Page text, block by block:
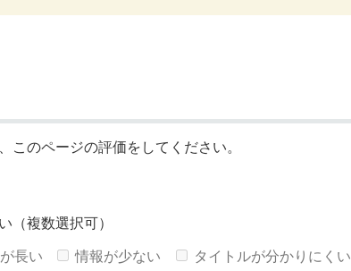
このページの評価をしてください。
（複数選択可）
長い 情報が少ない タイトルが分かりにくい